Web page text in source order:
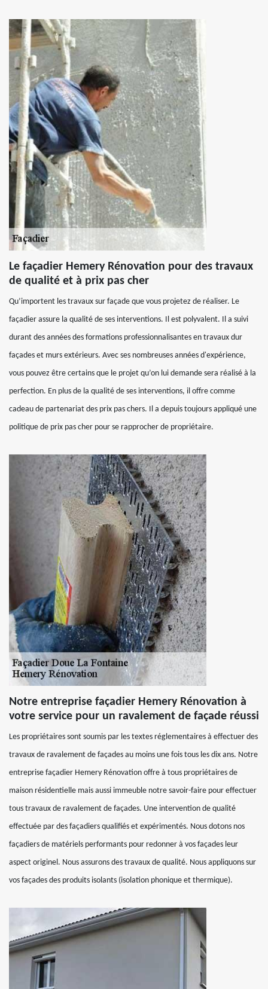
Le façadier Hemery Rénovation pour des travaux
de qualité et à prix pas cher
Qu’importent les travaux sur façade que vous projetez de réaliser. Le
façadier assure la qualité de ses interventions. Il est polyvalent. Il a suivi
durant des années des formations professionnalisantes en travaux dur
façades et murs extérieurs. Avec ses nombreuses années d'expérience,
vous pouvez être certains que le projet qu’on lui demande sera réalisé à la
perfection. En plus de la qualité de ses interventions, il offre comme
cadeau de partenariat des prix pas chers. Il a depuis toujours appliqué une
politique de prix pas cher pour se rapprocher de propriétaire.
Notre entreprise façadier Hemery Rénovation à
votre service pour un ravalement de façade réussi
Les propriétaires sont soumis par les textes réglementaires à effectuer des
travaux de ravalement de façades au moins une fois tous les dix ans. Notre
entreprise façadier Hemery Rénovation offre à tous propriétaires de
maison résidentielle mais aussi immeuble notre savoir-faire pour effectuer
tous travaux de ravalement de façades. Une intervention de qualité
effectuée par des façadiers qualifiés et expérimentés. Nous dotons nos
façadiers de matériels performants pour redonner à vos façades leur
aspect originel. Nous assurons des travaux de qualité. Nous appliquons sur
vos façades des produits isolants (isolation phonique et thermique).